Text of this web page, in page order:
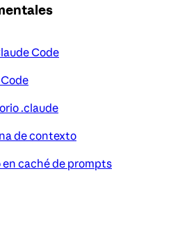
Code
.claude
de contexto
caché de prompts